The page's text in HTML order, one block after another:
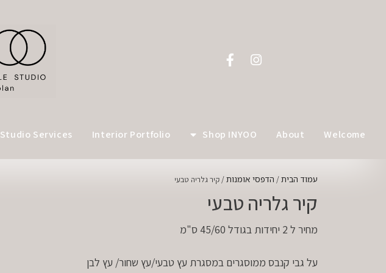
Welcome
About
Shop INYOO
Interior Portfolio
Studio Services
עמוד הבית/ הדפסי אומנות/ קיר גלריה טבעי
קיר גלריה טבעי
מחיר ל 2 יחידות בגודל 45/60 ס"מ
על גבי קנבס ממוסגרים במסגרת עץ טבעי/עץ שחור/ עץ לבן